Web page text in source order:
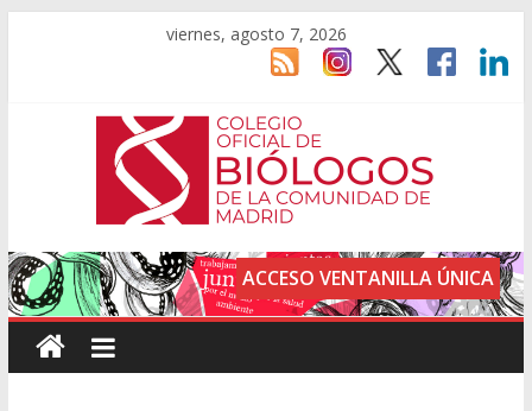
viernes, agosto 7, 2026
ACCESO VENTANILLA ÚNICA